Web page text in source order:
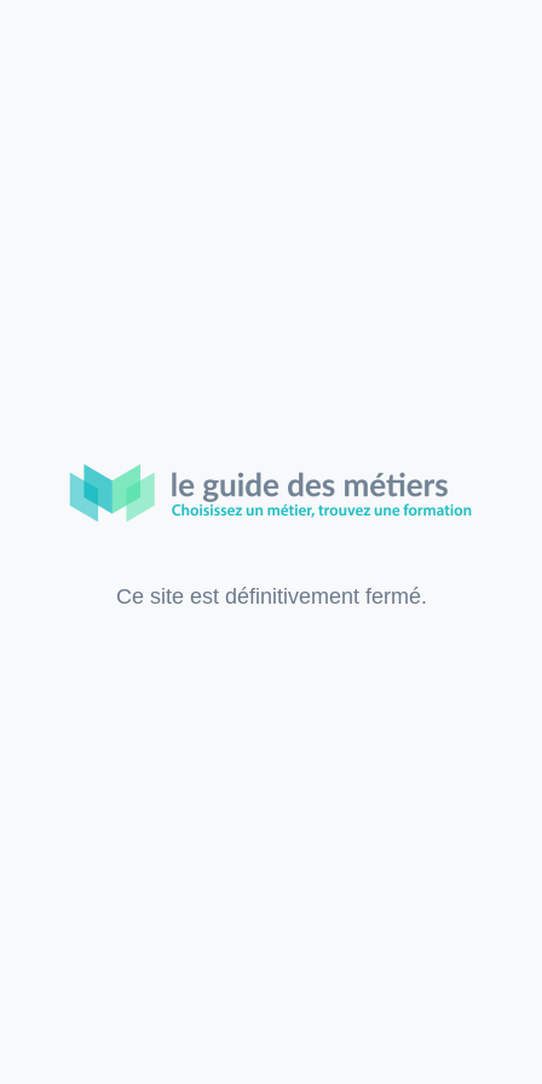
Ce site est définitivement fermé.